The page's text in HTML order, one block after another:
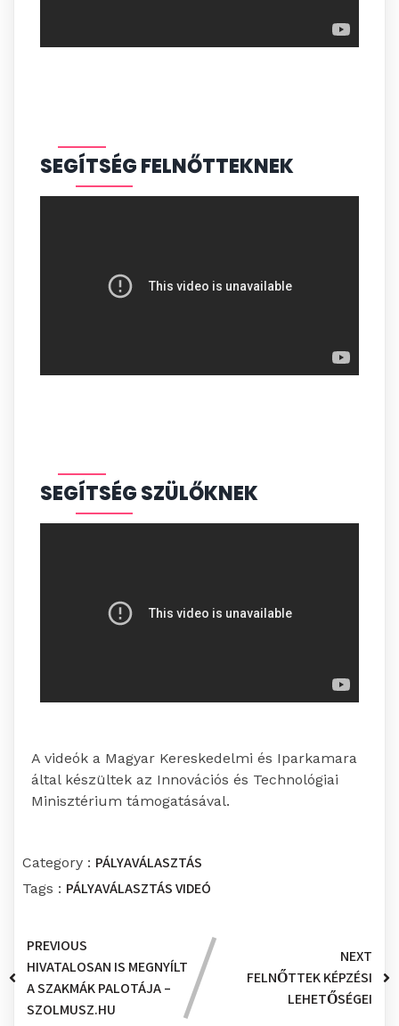
SEGÍTSÉG FELNŐTTEKNEK
SEGÍTSÉG SZÜLŐKNEK
A videók a Magyar Kereskedelmi és Iparkamara
által készültek az Innovációs és Technológiai
Minisztérium támogatásával.
Category : PÁLYAVÁLASZTÁS
Tags : PÁLYAVÁLASZTÁSVIDEÓ
PREVIOUS
HIVATALOSAN IS MEGNYÍLT
A SZAKMÁK PALOTÁJA –
SZOLMUSZ.HU
NEXT
FELNŐTTEK KÉPZÉSI
LEHETŐSÉGEI